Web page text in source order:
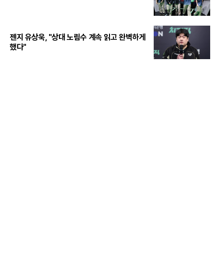
젠지 유상욱, "상대 노림수 계속 읽고 완벽하게
했다"